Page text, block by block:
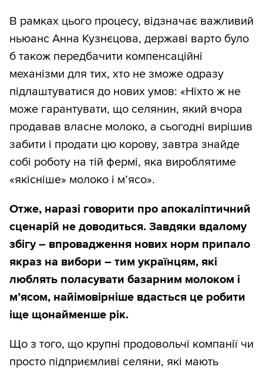
В рамках цього процесу, відзначає важливий
ньюанс Анна Кузнєцова, державі варто було
б також передбачити компенсаційні
механізми для тих, хто не зможе одразу
підлаштуватися до нових умов: «Ніхто ж не
може гарантувати, що селянин, який вчора
продавав власне молоко, а сьогодні вирішив
забити і продати цю корову, завтра знайде
собі роботу на тій фермі, яка вироблятиме
«якісніше» молоко і м’ясо».
Отже, наразі говорити про апокаліптичний
сценарій не доводиться. Завдяки вдалому
збігу – впровадження нових норм припало
якраз на вибори – тим українцям, які
люблять поласувати базарним молоком і
м’ясом, найімовірніше вдасться це робити
іще щонайменше рік.
Що з того, що крупні продовольчі компанії чи
просто підприємливі селяни, які мають